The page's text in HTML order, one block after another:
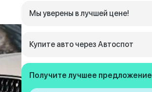
Мы уверены в лучшей цене!
Купите авто через Автоспот
Получите лучшее предложение